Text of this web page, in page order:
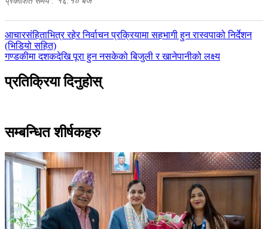
पछिल्लाे
-
आचारसंहिताभित्र रहेर निर्वाचन प्रक्रियामा सहभागी हुन रास्वपाको निर्देशन
(भिडियो सहित)
अघिल्लाे
गण्डकीमा दशकदेखि पूरा हुन नसकेको बिजुली र खानेपानीको लक्ष्य
प्रतिक्रिया दिनुहोस्
सम्बन्धित शीर्षकहरु